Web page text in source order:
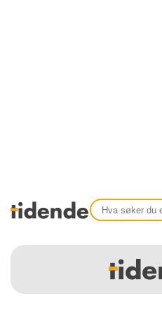
Tidligere utgaver